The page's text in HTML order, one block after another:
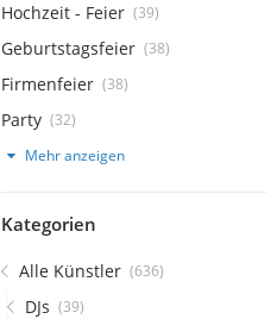
Hochzeit - Feier (39)
Geburtstagsfeier (38)
Firmenfeier (38)
Party (32)
Mehr anzeigen
Kategorien
Alle Künstler (636)
DJs (39)